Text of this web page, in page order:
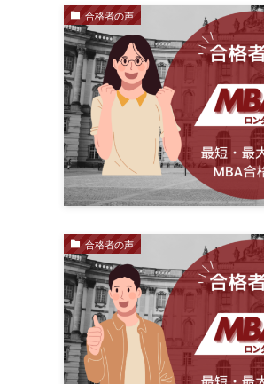
合格者の声
合格者の声